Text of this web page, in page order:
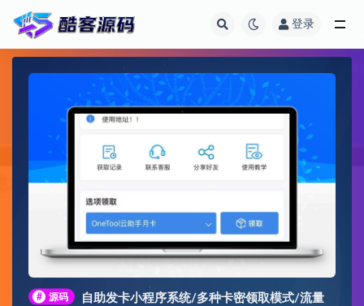
登录
# 源码
自助发卡小程序系统/多种卡密领取模式/流量